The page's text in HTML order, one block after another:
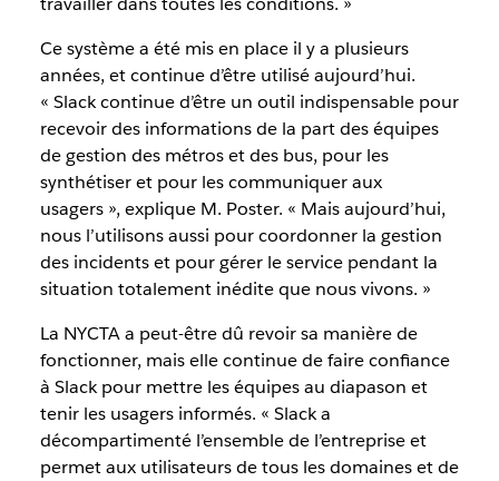
Ce système a été mis en place il y a plusieurs
années, et continue d’être utilisé aujourd’hui.
« Slack continue d’être un outil indispensable pour
recevoir des informations de la part des équipes
de gestion des métros et des bus, pour les
synthétiser et pour les communiquer aux
usagers », explique M. Poster. « Mais aujourd’hui,
nous l’utilisons aussi pour coordonner la gestion
des incidents et pour gérer le service pendant la
situation totalement inédite que nous vivons. »
La NYCTA a peut-être dû revoir sa manière de
fonctionner, mais elle continue de faire confiance
à Slack pour mettre les équipes au diapason et
tenir les usagers informés. « Slack a
décompartimenté l’ensemble de l’entreprise et
permet aux utilisateurs de tous les domaines et de